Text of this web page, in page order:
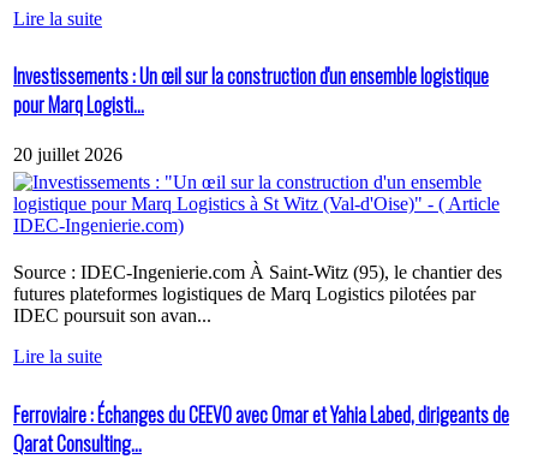
Lire la suite
Investissements : Un œil sur la construction d'un ensemble logistique
pour Marq Logisti...
20 juillet 2026
Source : IDEC-Ingenierie.com À Saint-Witz (95), le chantier des
futures plateformes logistiques de Marq Logistics pilotées par
IDEC poursuit son avan...
Lire la suite
Ferroviaire : Échanges du CEEVO avec Omar et Yahia Labed, dirigeants de
Qarat Consulting...